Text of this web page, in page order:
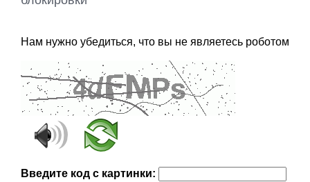
Нам нужно убедиться, что вы не являетесь роботом
Введите код с картинки: